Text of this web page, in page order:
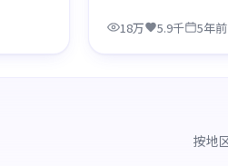
18万 5.9千 5年前
按地